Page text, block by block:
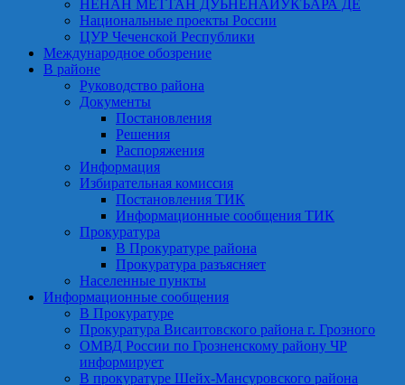
НЕНАН МЕТТАН ДУЬНЕНАЙУКЪАРА ДЕ
Национальные проекты России
ЦУР Чеченской Республики
Международное обозрение
В районе
Руководство района
Документы
Постановления
Решения
Распоряжения
Информация
Избирательная комиссия
Постановления ТИК
Информационные сообщения ТИК
Прокуратура
В Прокуратуре района
Прокуратура разъясняет
Населенные пункты
Информационные сообщения
В Прокуратуре
Прокуратура Висаитовского района г. Грозного
ОМВД России по Грозненскому району ЧР
информирует
В прокуратуре Шейх-Мансуровского района